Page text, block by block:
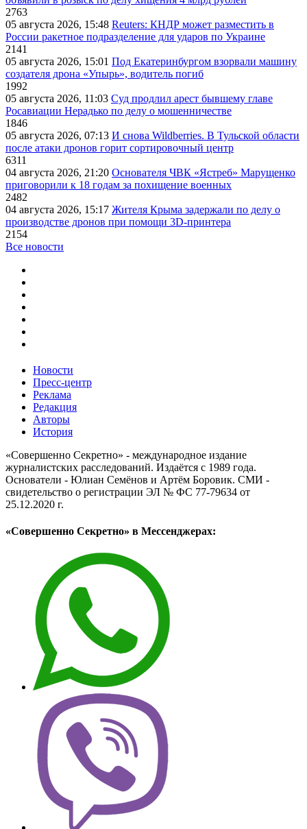
2763
05 августа 2026, 15:48 Reuters: КНДР может разместить в
России ракетное подразделение для ударов по Украине
2141
05 августа 2026, 15:01 Под Екатеринбургом взорвали машину
создателя дрона «Упырь», водитель погиб
1992
05 августа 2026, 11:03 Суд продлил арест бывшему главе
Росавиации Нерадько по делу о мошенничестве
1846
05 августа 2026, 07:13 И снова Wildberries. В Тульской области
после атаки дронов горит сортировочный центр
6311
04 августа 2026, 21:20 Основателя ЧВК «Ястреб» Марущенко
приговорили к 18 годам за похищение военных
2482
04 августа 2026, 15:17 Жителя Крыма задержали по делу о
производстве дронов при помощи 3D‑принтера
2154
Все новости
Новости
Пресс-центр
Реклама
Редакция
Авторы
История
«Совершенно Секретно» - международное издание
журналистских расследований. Издаётся с 1989 года.
Основатели - Юлиан Семёнов и Артём Боровик. CМИ -
свидетельство о регистрации ЭЛ № ФС 77-79634 от
25.12.2020 г.
«Совершенно Секретно» в Мессенджерах: